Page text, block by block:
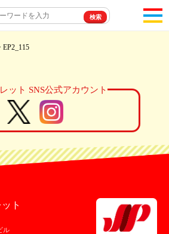
EP2_115
ット SNS公式アカウント
ト
ル